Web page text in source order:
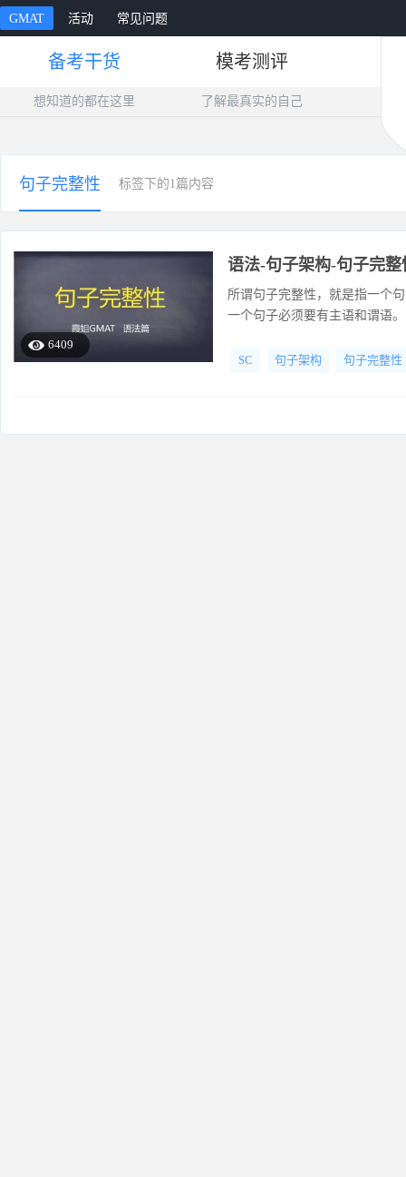
GMAT 活动 常见问题
备考干货 模考测评
想知道的都在这里 了解最真实的自己
句子完整性 标签下的1篇内容
6409
语法-句子架构-句子完整
所谓句子完整性，就是指一个
一个句子必须要有主语和谓语。
SC 句子架构 句子完整性